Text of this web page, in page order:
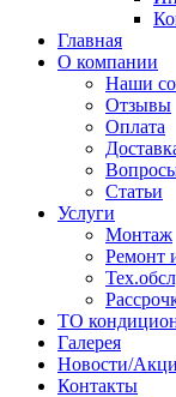
Главная
О компании
Наши
Отзывы
Оплата
Статьи
Услуги
Монтаж
Ремонт
ТО
Галерея
Новости/
Контакты